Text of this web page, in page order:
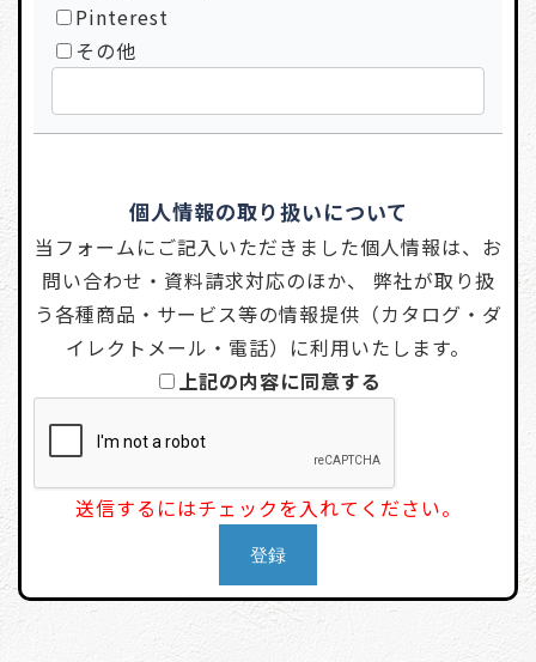
Pinterest
その他
個人情報の取り扱いについて
当フォームにご記入いただきました個人情報は、お
問い合わせ・資料請求対応のほか、 弊社が取り扱
う各種商品・サービス等の情報提供（カタログ・ダ
イレクトメール・電話）に利用いたします。
上記の内容に同意する
送信するにはチェックを入れてください。